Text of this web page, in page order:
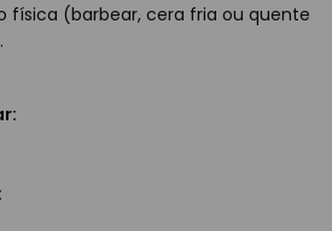
física (barbear, cera fria ou quente